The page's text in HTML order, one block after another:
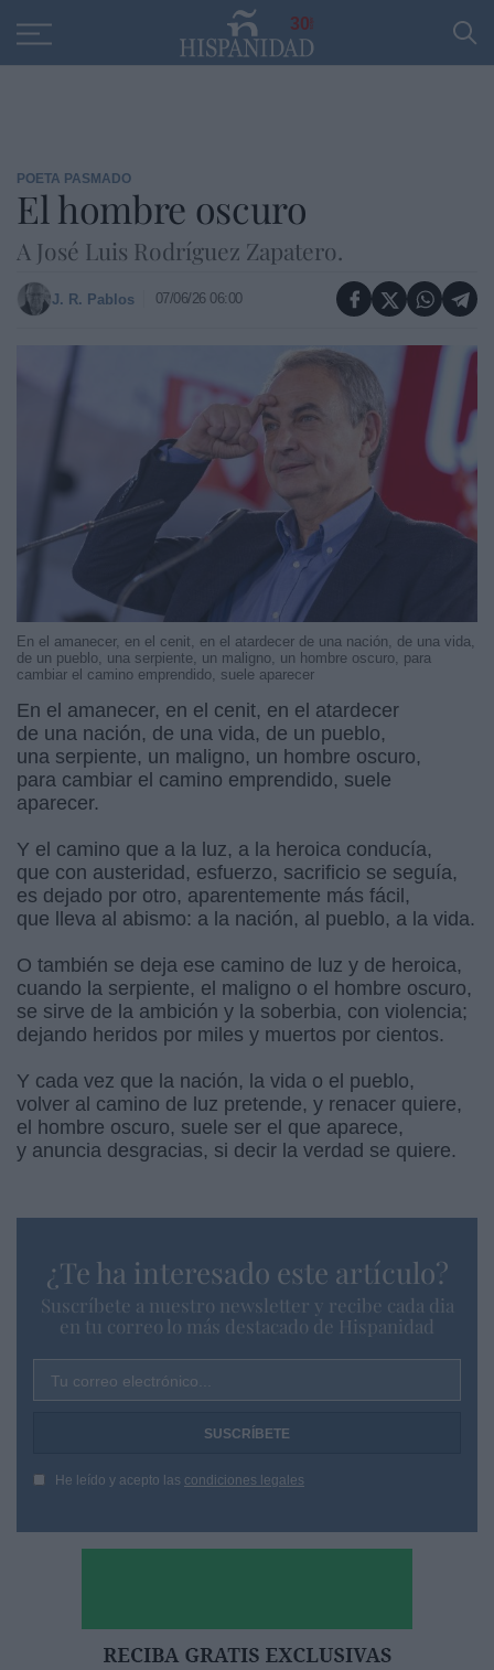
30
POETA PASMADO
El hombre oscuro
A José Luis Rodríguez Zapatero.
J. R. Pablos 07/06/26 06:00
En el amanecer, en el cenit, en el atardecer de una nación, de una vida,
de un pueblo, una serpiente, un maligno, un hombre oscuro, para
cambiar el camino emprendido, suele aparecer
En el amanecer, en el cenit, en el atardecer
de una nación, de una vida, de un pueblo,
una serpiente, un maligno, un hombre oscuro,
para cambiar el camino emprendido, suele
aparecer.
Y el camino que a la luz, a la heroica conducía,
que con austeridad, esfuerzo, sacrificio se seguía,
es dejado por otro, aparentemente más fácil,
que lleva al abismo: a la nación, al pueblo, a la vida.
O también se deja ese camino de luz y de heroica,
cuando la serpiente, el maligno o el hombre oscuro,
se sirve de la ambición y la soberbia, con violencia;
dejando heridos por miles y muertos por cientos.
Y cada vez que la nación, la vida o el pueblo,
volver al camino de luz pretende, y renacer quiere,
el hombre oscuro, suele ser el que aparece,
y anuncia desgracias, si decir la verdad se quiere.
¿Te ha interesado este artículo?
Suscríbete a nuestro newsletter y recibe cada dia
en tu correo lo más destacado de Hispanidad
Tu correo electrónico...
He leído y acepto las condiciones legales